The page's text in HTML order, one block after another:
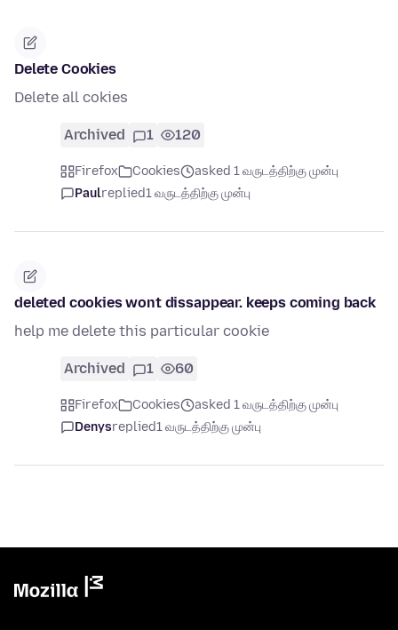
Delete Cookies
Delete all cokies
Archived 1 120
Firefox Cookies
asked 1 வருடத்திற்கு முன்பு
Paulreplied1 வருடத்திற்கு முன்பு
deleted cookies wont dissappear. keeps coming back
help me delete this particular cookie
Archived 1 60
Firefox Cookies
asked 1 வருடத்திற்கு முன்பு
Denysreplied1 வருடத்திற்கு முன்பு